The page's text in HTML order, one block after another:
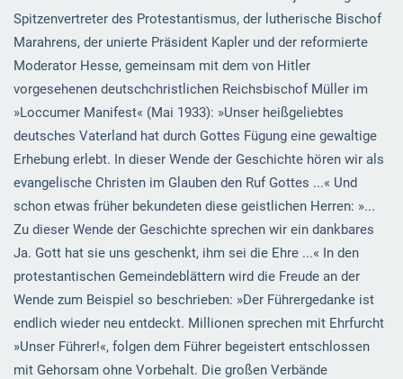
Spitzenvertreter des Protestantismus, der lutherische Bischof
Marahrens, der unierte Präsident Kapler und der reformierte
Moderator Hesse, gemeinsam mit dem von Hitler
vorgesehenen deutschchristlichen Reichsbischof Müller im
»Loccumer Manifest« (Mai 1933): »Unser heißgeliebtes
deutsches Vaterland hat durch Gottes Fügung eine gewaltige
Erhebung erlebt. In dieser Wende der Geschichte hören wir als
evangelische Christen im Glauben den Ruf Gottes ...« Und
schon etwas früher bekundeten diese geistlichen Herren: »...
Zu dieser Wende der Geschichte sprechen wir ein dankbares
Ja. Gott hat sie uns geschenkt, ihm sei die Ehre ...« In den
protestantischen Gemeindeblättern wird die Freude an der
Wende zum Beispiel so beschrieben: »Der Führergedanke ist
endlich wieder neu entdeckt. Millionen sprechen mit Ehrfurcht
»Unser Führer!«, folgen dem Führer begeistert entschlossen
mit Gehorsam ohne Vorbehalt. Die großen Verbände